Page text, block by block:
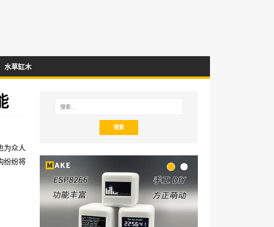
水草缸木
为众人
纷纷将